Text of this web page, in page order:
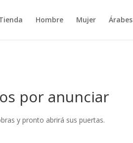
Hombre Mujer Árabes
por anunciar
y pronto abrirá sus puertas.